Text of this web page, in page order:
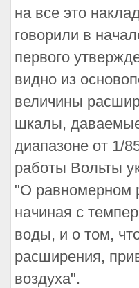
на все это
говорили в
первого
видно из
величины
шкалы,
диапазоне от 1/
работы Вольты
"О равномерном
начиная с
воды, и о том,
расширения,
воздуха".